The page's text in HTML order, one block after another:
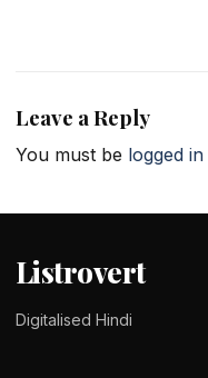
Leave a Reply
You must be logged in
Listrovert
Digitalised Hindi